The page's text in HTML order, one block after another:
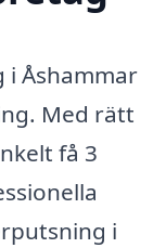
Åshammar
Med rätt
få 3
i